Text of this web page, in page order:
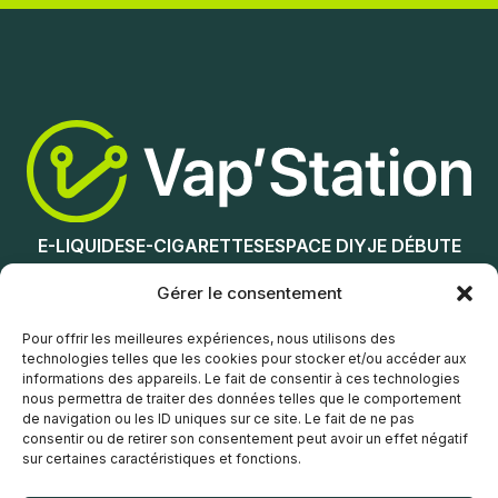
Gérer le consentement
Pour offrir les meilleures expériences, nous utilisons des
technologies telles que les cookies pour stocker et/ou accéder aux
informations des appareils. Le fait de consentir à ces technologies
nous permettra de traiter des données telles que le comportement
de navigation ou les ID uniques sur ce site. Le fait de ne pas
consentir ou de retirer son consentement peut avoir un effet négatif
sur certaines caractéristiques et fonctions.
Ajouter au panier
E-LIQUIDESE-CIGARETTESESPACE DIYJE DÉBUTE
NOS MAGASINS
Service client